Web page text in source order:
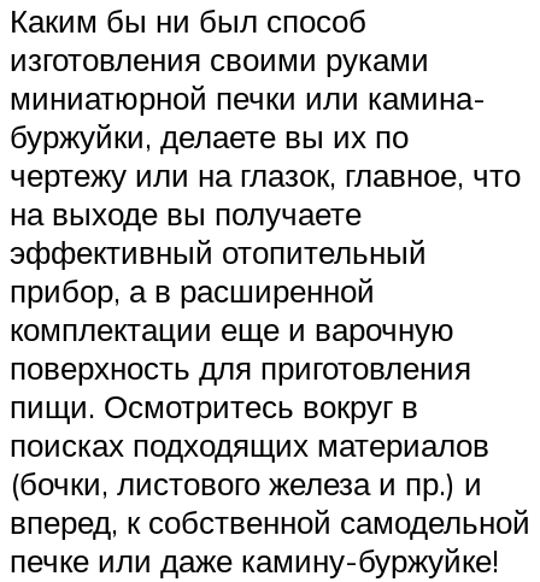
Каким бы ни был способ
изготовления своими руками
миниатюрной печки или камина-
буржуйки, делаете вы их по
чертежу или на глазок, главное, что
на выходе вы получаете
эффективный отопительный
прибор, а в расширенной
комплектации еще и варочную
поверхность для приготовления
пищи. Осмотритесь вокруг в
поисках подходящих материалов
(бочки, листового железа и пр.) и
вперед, к собственной самодельной
печке или даже камину-буржуйке!